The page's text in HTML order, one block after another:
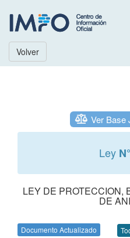
Volver
Ver Base
Ley
LEY DE PROTECCION,
DE
Documento Actualizado